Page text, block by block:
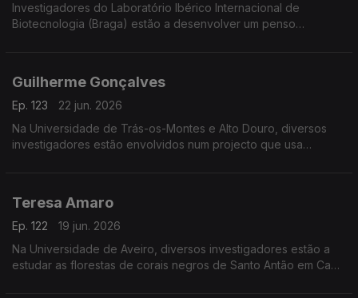
Investigadores do Laboratório Ibérico Internacional de
Biotecnologia (Braga) estão a desenvolver um penso
Guilherme Gonçalves
Ep. 123
22 jun. 2026
Na Universidade de Trás-os-Montes e Alto Douro, diversos
investigadores estão envolvidos num projecto que usa
Teresa Amaro
Ep. 122
19 jun. 2026
Na Universidade de Aveiro, diversos investigadores estão a
estudar as florestas de corais negros de Santo Antão em Cabo